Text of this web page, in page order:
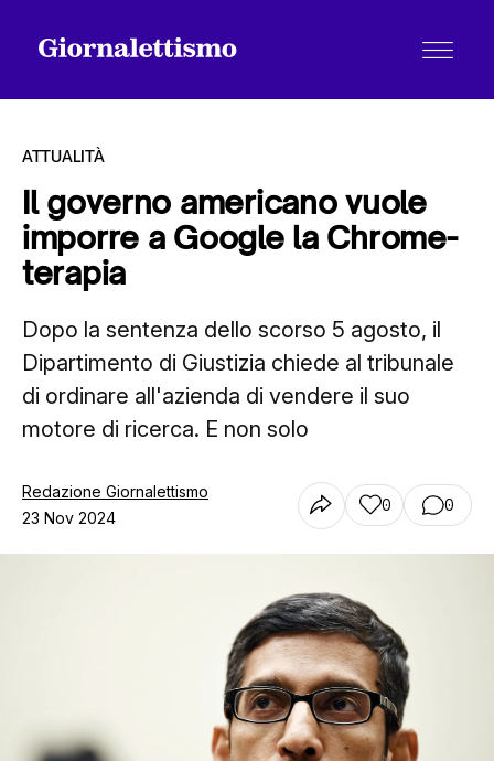
Tutti gli articoli
Chi siamo
Contatti
ATTUALITÀ
Il governo americano vuole
imporre a Google la Chrome-
terapia
Dopo la sentenza dello scorso 5 agosto, il
Dipartimento di Giustizia chiede al tribunale
di ordinare all'azienda di vendere il suo
motore di ricerca. E non solo
Redazione Giornalettismo
23 Nov 2024
0 0